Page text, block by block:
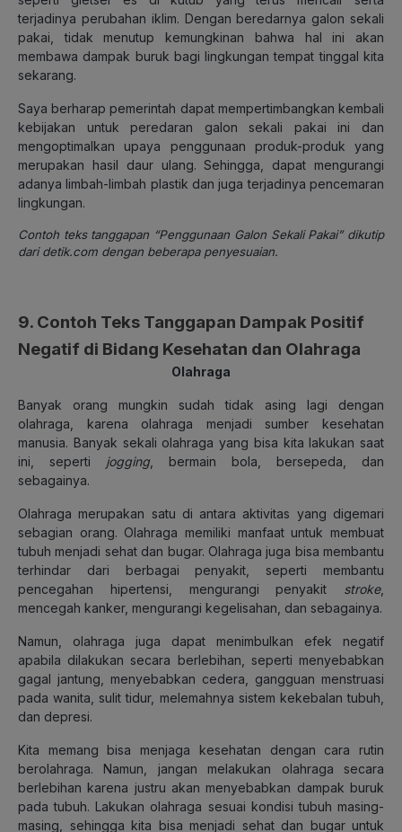
terjadinya perubahan iklim. Dengan beredarnya galon sekali
pakai, tidak menutup kemungkinan bahwa hal ini akan
membawa dampak buruk bagi lingkungan tempat tinggal kita
sekarang.
Saya berharap pemerintah dapat mempertimbangkan kembali
kebijakan untuk peredaran galon sekali pakai ini dan
mengoptimalkan upaya penggunaan produk-produk yang
merupakan hasil daur ulang. Sehingga, dapat mengurangi
adanya limbah-limbah plastik dan juga terjadinya pencemaran
lingkungan.
Contoh teks tanggapan “Penggunaan Galon Sekali Pakai” dikutip
dari detik.com dengan beberapa penyesuaian.
9. Contoh Teks Tanggapan Dampak Positif
Negatif di Bidang Kesehatan dan Olahraga
Olahraga
Banyak orang mungkin sudah tidak asing lagi dengan
olahraga, karena olahraga menjadi sumber kesehatan
manusia. Banyak sekali olahraga yang bisa kita lakukan saat
ini, seperti jogging , bermain bola, bersepeda, dan
sebagainya.
Olahraga merupakan satu di antara aktivitas yang digemari
sebagian orang. Olahraga memiliki manfaat untuk membuat
tubuh menjadi sehat dan bugar. Olahraga juga bisa membantu
terhindar dari berbagai penyakit, seperti membantu
pencegahan hipertensi, mengurangi penyakit stroke,
mencegah kanker, mengurangi kegelisahan, dan sebagainya.
Namun, olahraga juga dapat menimbulkan efek negatif
apabila dilakukan secara berlebihan, seperti menyebabkan
gagal jantung, menyebabkan cedera, gangguan menstruasi
pada wanita, sulit tidur, melemahnya sistem kekebalan tubuh,
dan depresi.
Kita memang bisa menjaga kesehatan dengan cara rutin
berolahraga. Namun, jangan melakukan olahraga secara
berlebihan karena justru akan menyebabkan dampak buruk
pada tubuh. Lakukan olahraga sesuai kondisi tubuh masing-
masing, sehingga kita bisa menjadi sehat dan bugar untuk